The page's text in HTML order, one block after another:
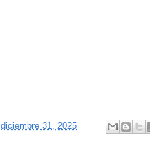
diciembre 31, 2025